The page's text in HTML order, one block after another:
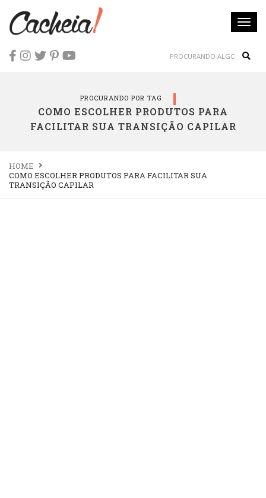
PROCURANDO POR TAG
COMO ESCOLHER PRODUTOS PARA
FACILITAR SUA TRANSIÇÃO CAPILAR
HOME
COMO ESCOLHER PRODUTOS PARA FACILITAR SUA
TRANSIÇÃO CAPILAR